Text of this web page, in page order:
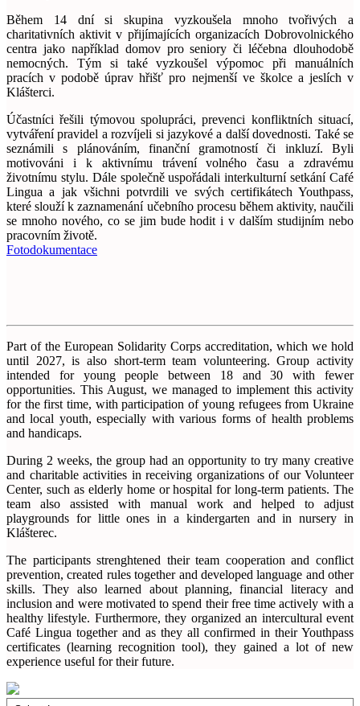
Během 14 dní si skupina vyzkoušela mnoho tvořivých a
charitativních aktivit v přijímajících organizacích Dobrovolnického
centra jako například domov pro seniory či léčebna dlouhodobě
nemocných. Tým si také vyzkoušel výpomoc při manuálních
pracích v podobě úprav hřišť pro nejmenší ve školce a jeslích v
Klášterci.
Účastníci řešili týmovou spolupráci, prevenci konfliktních situací,
vytváření pravidel a rozvíjeli si jazykové a další dovednosti. Také se
seznámili s plánováním, finanční gramotností či inkluzí. Byli
motivováni i k aktivnímu trávení volného času a zdravému
životnímu stylu. Dále společně uspořádali interkulturní setkání Café
Lingua a jak všichni potvrdili ve svých certifikátech Youthpass,
které slouží k zaznamenání učebního procesu během aktivity, naučili
se mnoho nového, co se jim bude hodit i v dalším studijním nebo
pracovním životě.
Fotodokumentace
Part of the European Solidarity Corps accreditation, which we hold
until 2027, is also short-term team volunteering. Group activity
intended for young people between 18 and 30 with fewer
opportunities. This August, we managed to implement this activity
for the first time, with participation of young refugees from Ukraine
and local youth, especially with various forms of health problems
and handicaps.
During 2 weeks, the group had an opportunity to try many creative
and charitable activities in receiving organizations of our Volunteer
Center, such as elderly home or hospital for long-term patients. The
team also assisted with manual work and helped to adjust
playgrounds for little ones in a kindergarten and in nursery in
Klášterec.
The participants strenghtened their team cooperation and conflict
prevention, created rules together and developed language and other
skills. They also learned about planning, financial literacy and
inclusion and were motivated to spend their free time actively with a
healthy lifestyle. Furthermore, they organized an intercultural event
Café Lingua together and as they all confirmed in their Youthpass
certificates (learning recognition tool), they gained a lot of new
experience useful for their future.